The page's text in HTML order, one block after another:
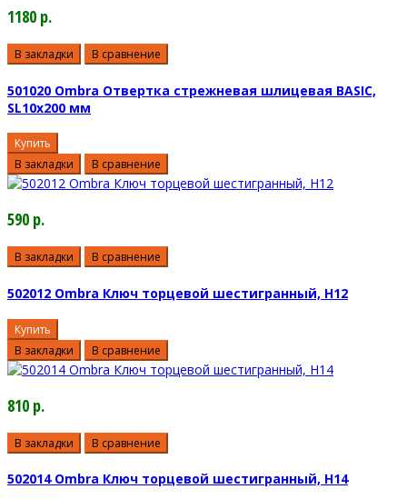
1180 р.
В закладки В сравнение
501020 Ombra Отвертка стрежневая шлицевая BASIC,
SL10х200 мм
Купить
В закладки
В сравнение
590 р.
В закладки В сравнение
502012 Ombra Ключ торцевой шестигранный, H12
Купить
В закладки
В сравнение
810 р.
В закладки В сравнение
502014 Ombra Ключ торцевой шестигранный, H14